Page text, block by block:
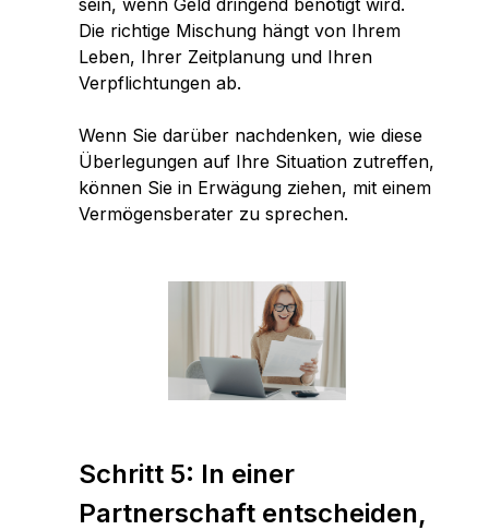
sein, wenn Geld dringend benötigt wird.
Die richtige Mischung hängt von Ihrem
Leben, Ihrer Zeitplanung und Ihren
Verpflichtungen ab.
Wenn Sie darüber nachdenken, wie diese
Überlegungen auf Ihre Situation zutreffen,
können Sie in Erwägung ziehen, mit einem
Vermögensberater zu sprechen.
Schritt 5: In einer
Partnerschaft entscheiden,